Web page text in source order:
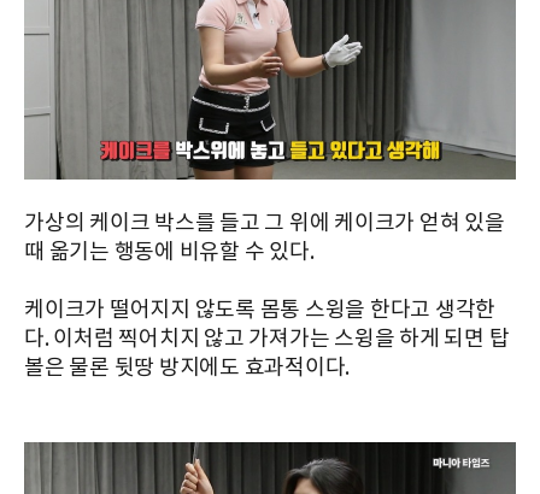
가상의 케이크 박스를 들고 그 위에 케이크가 얻혀 있을
때 옮기는 행동에 비유할 수 있다.
케이크가 떨어지지 않도록 몸통 스윙을 한다고 생각한
다. 이처럼 찍어치지 않고 가져가는 스윙을 하게 되면 탑
볼은 물론 뒷땅 방지에도 효과적이다.